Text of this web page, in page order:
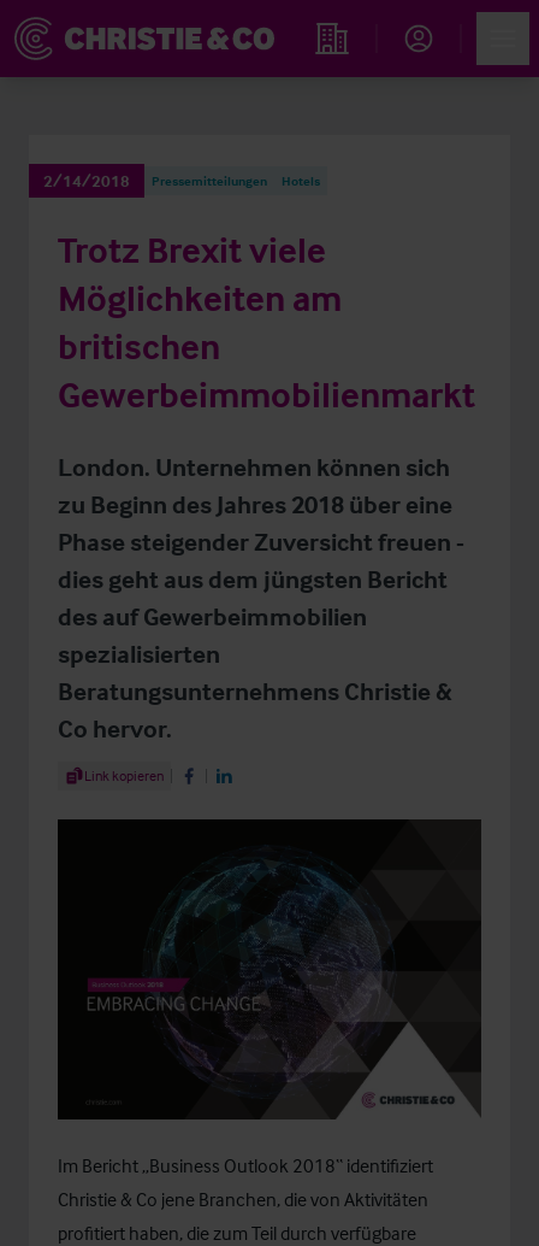
Immobiliensuche
2/14/2018 Pressemitteilungen Hotels
Trotz Brexit viele
Möglichkeiten am
britischen
Gewerbeimmobilienmarkt
London. Unternehmen können sich
zu Beginn des Jahres 2018 über eine
Phase steigender Zuversicht freuen -
dies geht aus dem jüngsten Bericht
des auf Gewerbeimmobilien
spezialisierten
Beratungsunternehmens Christie &
Co hervor.
Share Article
Link kopieren Share on Facebook
Share on LinkedIn
Im Bericht „Business Outlook 2018“ identifiziert
Christie & Co jene Branchen, die von Aktivitäten
profitiert haben, die zum Teil durch verfügbare